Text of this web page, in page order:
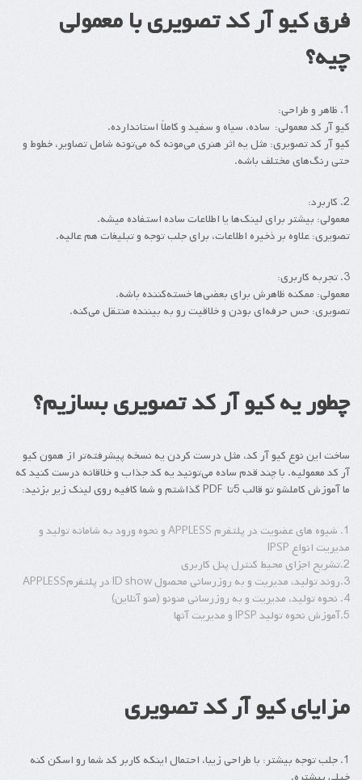
فرق کیو آر کد تصویری با معمولی
چیه؟
1. ظاهر و طراحی:
کیو آر کد معمولی: ساده، سیاه و سفید و کاملاً استاندارده.
کیو آر کد تصویری: مثل یه اثر هنری می‌مونه که می‌تونه شامل تصاویر، خطوط و
حتی رنگ‌های مختلف باشه.
2. کاربرد:
معمولی: بیشتر برای لینک‌ها یا اطلاعات ساده استفاده میشه.
تصویری: علاوه بر ذخیره اطلاعات، برای جلب توجه و تبلیغات هم عالیه.
3. تجربه کاربری:
معمولی: ممکنه ظاهرش برای بعضی‌ها خسته‌کننده باشه.
تصویری: حس حرفه‌ای بودن و خلاقیت رو به بیننده منتقل می‌کنه.
چطور یه کیو آر کد تصویری بسازیم؟
ساخت این نوع کیو آر کد، مثل درست کردن یه نسخه پیشرفته‌تر از همون کیو
آر کد معمولیه. با چند قدم ساده می‌تونید یه کد جذاب و خلاقانه درست کنید که
ما آموزش کاملشو تو قالب 5تا PDF گذاشتم و شما کافیه روی لینک زیر بزنید:
1. شیوه های عضویت در پلتفرم APPLESS و نحوه ورود به شامانه تولید و
مدیریت انواع IPSP
2.تشریح اجزای محیط کنترل پنل کاربری
3.روند تولید، مدیریت و به روزرسانی محصول ID show در پلتفرمAPPLESS
4. نحوه تولید، مدیریت و به روزرسانی منونو (منو آنلاین)
5.آموزش نحوه تولید IPSP و مدیریت آنها
مزایای کیو آر کد تصویری
1. جلب توجه بیشتر: با طراحی زیبا، احتمال اینکه کاربر کد شما رو اسکن کنه